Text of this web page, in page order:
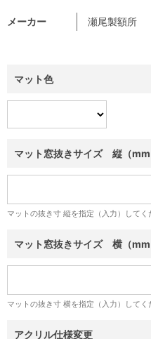
メーカー 瀬尾製額所
マット色
マット窓抜きサイズ 縦（mm
マットの抜き寸 縦を指定（入力）してく
マット窓抜きサイズ 横（mm
マットの抜き寸 横を指定（入力）してく
アクリル仕様変更